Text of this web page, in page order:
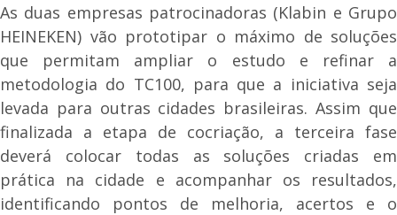
As duas empresas patrocinadoras (Klabin e Grupo
HEINEKEN) vão prototipar o máximo de soluções
que permitam ampliar o estudo e refinar a
metodologia do TC100, para que a iniciativa seja
levada para outras cidades brasileiras. Assim que
finalizada a etapa de cocriação, a terceira fase
deverá colocar todas as soluções criadas em
prática na cidade e acompanhar os resultados,
identificando pontos de melhoria, acertos e o